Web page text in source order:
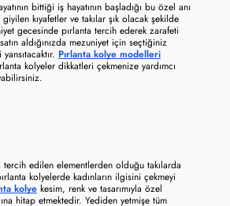
bittiği iş hayatının başladığı bu özel anı
kıyafetler ve takılar şık olacak şekilde
gecesinde pırlanta tercih ederek zarafeti
aldığınızda mezuniyet için seçtiğiniz
Pırlanta kolye modelleri
kolyeler dikkatleri çekmenize yardımcı
tercih edilen elementlerden olduğu takılarda
kolyelerde kadınların ilgisini çekmeyi
kolye kesim, renk ve tasarımıyla özel
hitap etmektedir. Yediden yetmişe tüm